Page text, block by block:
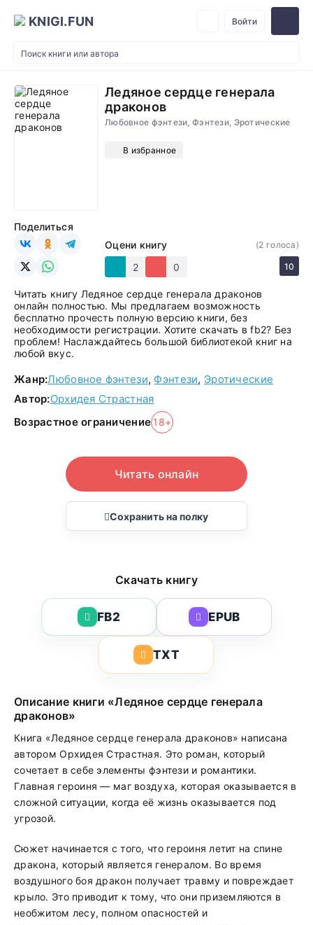
KNIGI.FUN Войти
Ледяное сердце генерала
драконов
Любовное фэнтези, Фэнтези, Эротические
В избранное
Оцени книгу
2
0
(2 голоса)
10
Поделиться
Читать книгу Ледяное сердце генерала драконов
онлайн полностью. Мы предлагаем возможность
бесплатно прочесть полную версию книги, без
необходимости регистрации. Хотите скачать в fb2? Без
проблем! Наслаждайтесь большой библиотекой книг на
любой вкус.
Жанр:Любовное фэнтези, Фэнтези, Эротические
Автор:Орхидея Страстная
Возрастное ограничение 18+
Читать онлайн
Сохранить на полку
Скачать книгу
FB2 EPUB
TXT
Описание книги «Ледяное сердце генерала
драконов»
Книга «Ледяное сердце генерала драконов» написана
автором Орхидея Страстная. Это роман, который
сочетает в себе элементы фэнтези и романтики.
Главная героиня — маг воздуха, которая оказывается в
сложной ситуации, когда её жизнь оказывается под
угрозой.
Сюжет начинается с того, что героиня летит на спине
дракона, который является генералом. Во время
воздушного боя дракон получает травму и повреждает
крыло. Это приводит к тому, что они приземляются в
необжитом лесу, полном опасностей и